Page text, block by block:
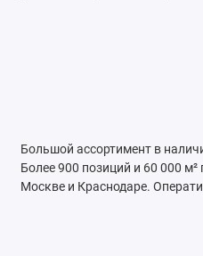
Большой ассортимент в
Более 900 позиций и 60 000
Москве и Краснодаре.